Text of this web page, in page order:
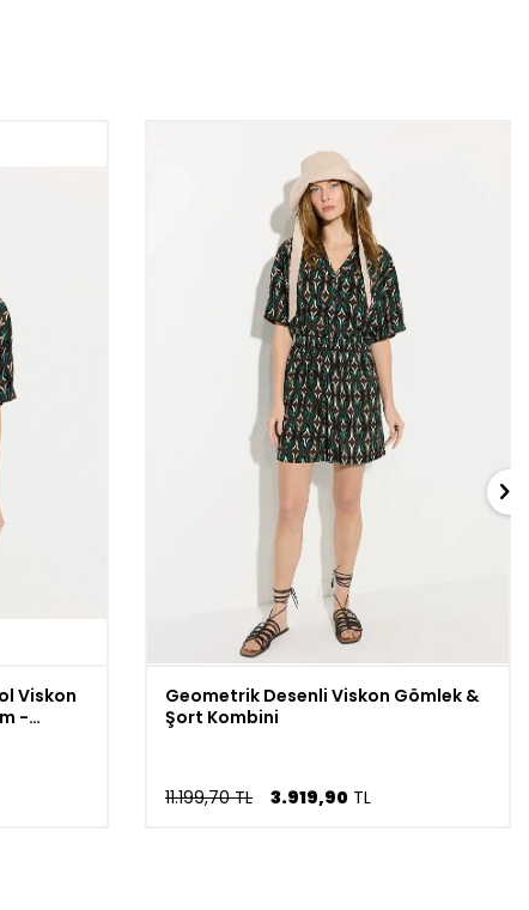
Viskon
-
Geometrik Desenli Viskon Gömlek &
Şort Kombini
11.199,70 TL 3.919,90 TL